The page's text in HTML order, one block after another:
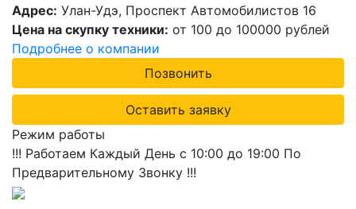
Адрес: Улан-Удэ, Проспект Автомобилистов 16
Цена на скупку техники: от 100 до 100000 рублей
Подробнее о компании
Позвонить
Оставить заявку
Режим работы
!!! Работаем Каждый День с 10:00 до 19:00 По
Предварительному Звонку !!!